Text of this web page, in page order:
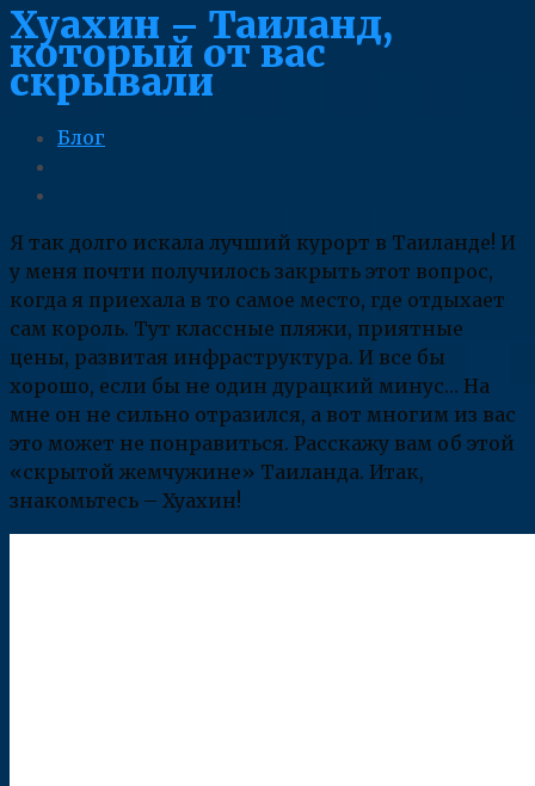
Хуахин – Таиланд,
который от вас
скрывали
Блог
Я так долго искала лучший курорт в Таиланде! И
у меня почти получилось закрыть этот вопрос,
когда я приехала в то самое место, где отдыхает
сам король. Тут классные пляжи, приятные
цены, развитая инфраструктура. И все бы
хорошо, если бы не один дурацкий минус… На
мне он не сильно отразился, а вот многим из вас
это может не понравиться. Расскажу вам об этой
«скрытой жемчужине» Таиланда. Итак,
знакомьтесь – Хуахин!